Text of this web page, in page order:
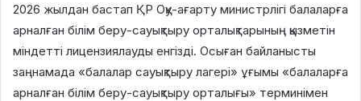
2026 жылдан бастап ҚР Оқу-ағарту министрлігі балаларға
арналған білім беру-сауықтыру орталықтарының қызметін
міндетті лицензиялауды енгізді. Осыған байланысты
заңнамада «балалар сауықтыру лагері» ұғымы «балаларға
арналған білім беру-сауықтыру орталығы» терминімен